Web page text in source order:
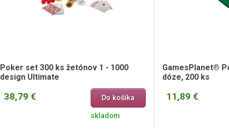
Poker set 300 ks žetónov 1 - 1000
design Ultimate
38,79 € Do košíka
skladom
GamesPlanet®
dóze, 200 ks
11,89 €